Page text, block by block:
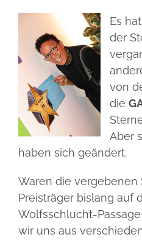
Businesspartner
Termine
Es
der
von
die
Aber
haben sich geändert.
Waren die vergebenen
Preisträger bislang auf
Wolfsschlucht-
wir uns aus